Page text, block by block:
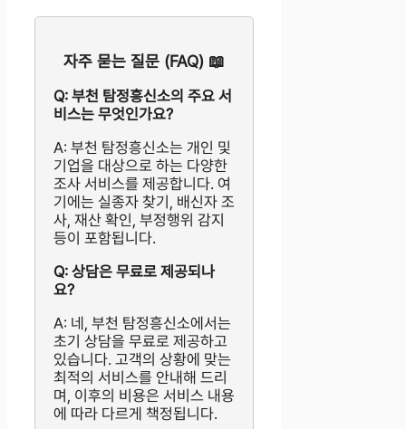
자주 묻는 질문 (FAQ) 📖
Q: 부천 탐정흥신소의 주요 서
비스는 무엇인가요?
A: 부천 탐정흥신소는 개인 및
기업을 대상으로 하는 다양한
조사 서비스를 제공합니다. 여
기에는 실종자 찾기, 배신자 조
사, 재산 확인, 부정행위 감지
등이 포함됩니다.
Q: 상담은 무료로 제공되나
요?
A: 네, 부천 탐정흥신소에서는
초기 상담을 무료로 제공하고
있습니다. 고객의 상황에 맞는
최적의 서비스를 안내해 드리
며, 이후의 비용은 서비스 내용
에 따라 다르게 책정됩니다.